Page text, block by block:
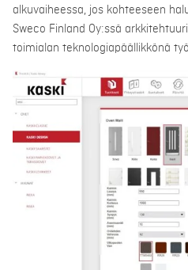
alkuvaiheessa, jos kohteeseen
Sweco Finland Oy:ssä
toimialan teknologiapäällikkönä